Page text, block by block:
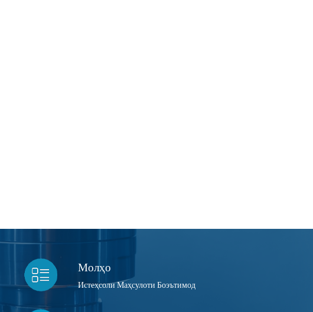
Молҳо
Истеҳсоли Маҳсулоти Боэътимод